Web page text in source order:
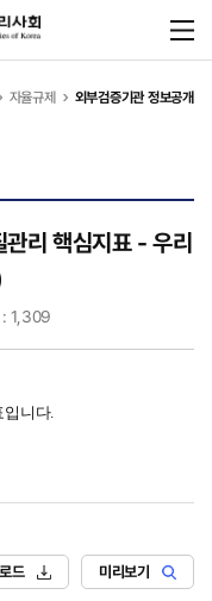
자율규제 외부검증기관 정보공개
리 핵심지표 - 우리
: 1,309
니다.
드 미리보기